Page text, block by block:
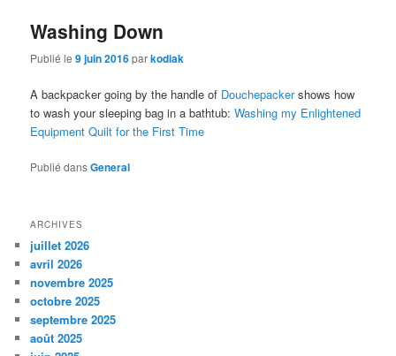
Washing Down
Publié le9 juin 2016parkodiak
A backpacker going by the handle of Douchepackershows how
to wash your sleeping bag in a bathtub:Washing my Enlightened
Equipment Quilt for the First Time
Publié dansGeneral
ARCHIVES
juillet 2026
avril 2026
novembre 2025
octobre 2025
septembre 2025
août 2025